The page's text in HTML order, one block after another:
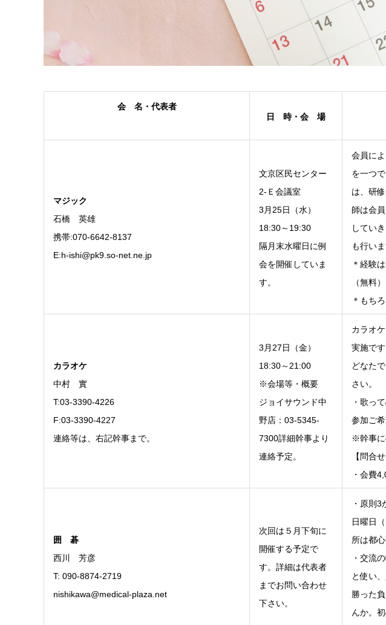
会 名・代表者
日 時・会 場
マジック
石橋 英雄
携帯:070-6642-8137
E:h-ishi@pk9.so-net.ne.jp
文京区民センター
2-Ｅ会議室
3月25日（水）
18:30～19:30
隔月末水曜日に例
会を開催していま
す。
会員に
を一つ
は、研
師は会
してい
も行いま
＊経験
（無料）
＊もち
カラオケ
中村 實
T:03-3390-4226
F:03-3390-4227
連絡等は、右記幹事まで。
3月27日（金）
18:30～21:00
※会場等・概要
ジョイサウンド中
野店：03-5345-
7300詳細幹事より
連絡予定。
カラオ
実施です
どなた
さい。
・歌っ
参加ご
※幹事に
【問合
・会費
囲
碁
西川 芳彦
T: 090-8874-2719
nishikawa@medical-plaza.net
次回は５月下旬に
開催する予定で
す。詳細は代表者
までお問い合わせ
下さい。
・原則
日曜日
所は都
・交流
と使い
勝った
んか。